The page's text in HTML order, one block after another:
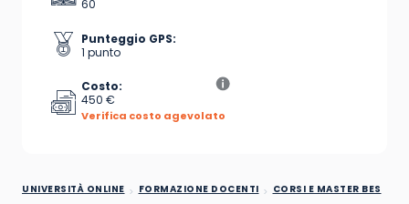
60
Punteggio GPS:
1 punto
Costo:
450 €
Verifica costo agevolato
UNIVERSITÀ ONLINE FORMAZIONE DOCENTI
CORSI E MASTER BES